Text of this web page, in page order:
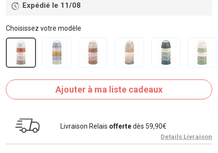
Expédié le 11/08
Choisissez votre modèle
Ajouter à ma liste cadeaux
Livraison Relais offertedès 59,90€
Details Livraison